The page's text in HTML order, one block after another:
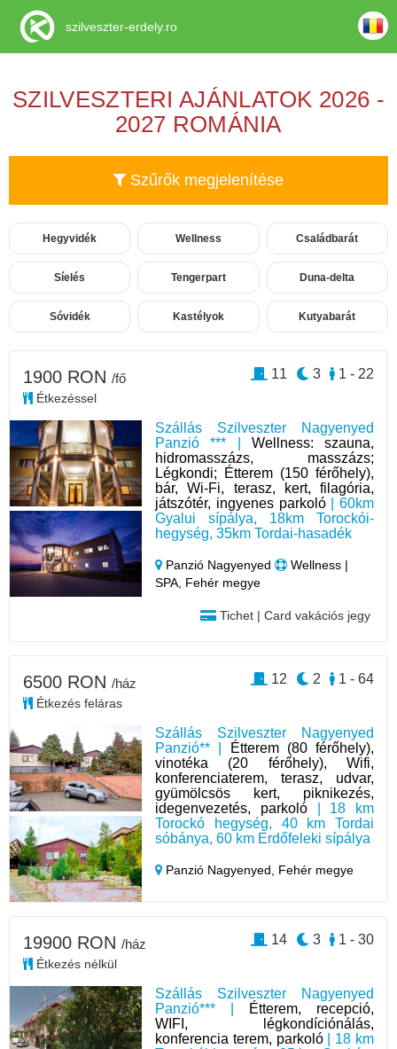
SZILVESZTERI AJÁNLATOK 2026 -
2027 ROMÁNIA
Szűrők megjelenítése
Hegyvidék Wellness Családbarát
Síelés Tengerpart Duna-delta
Sóvidék Kastélyok Kutyabarát
Szállás Szilveszter Nagyenyed
Panzió *** | Wellness: szauna,
hidromasszázs, masszázs;
Légkondi; Étterem (150 férőhely),
bár, Wi-Fi, terasz, kert, filagória,
játszótér, ingyenes parkoló| 60km
Gyalui sípálya, 18km Torockói-
hegység, 35km Tordai-hasadék
Panzió Nagyenyed
Wellness |
SPA, Fehér megye
Tichet | Card vakációs jegy
1900 RON /fő
Étkezéssel
1 - 22
3
11
Szállás Szilveszter Nagyenyed
Panzió** |
Étterem (80 férőhely),
vinotéka (20 férőhely), Wifi,
konferenciaterem, terasz, udvar,
gyümölcsös kert, piknikezés,
idegenvezetés, parkoló| 18 km
Torockó hegység, 40 km Tordai
sóbánya, 60 km Erdőfeleki sípálya
Panzió Nagyenyed, Fehér megye
6500 RON /ház
Étkezés feláras
1 - 64
2
12
Szállás Szilveszter Nagyenyed
Panzió*** |
Étterem, recepció,
WIFI, légkondíciónálás,
konferencia terem, parkoló| 18 km
19900 RON /ház
Étkezés nélkül
1 - 30
3
14
szilveszter-erdely.ro